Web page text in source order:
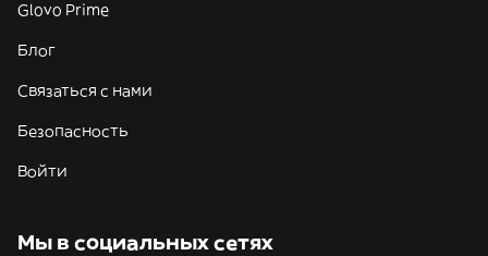
Glovo Prime
Блог
Связаться с нами
Безопасность
Войти
Мы в социальных сетях